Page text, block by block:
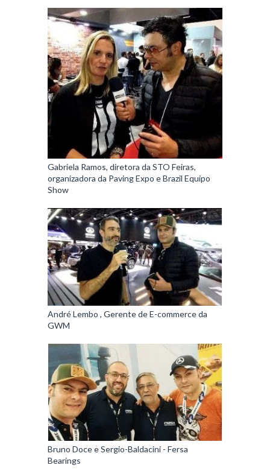
Gabriela Ramos, diretora da STO Feiras,
organizadora da Paving Expo e Brazil Equipo
Show
André Lembo , Gerente de E-commerce da
GWM
Bruno Doce e Sergio-Baldacini - Fersa
Bearings